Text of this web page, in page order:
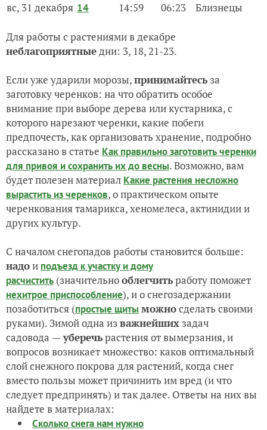
вс, 31 декабря 14 14:59 06:23 Близнецы
Для работы с растениями в декабре
неблагоприятныедни: 3, 18, 21-23.
Если уже ударили морозы,принимайтесь за
заготовку черенков: на что обратить особое
внимание при выборе дерева или кустарника, с
которого нарезают черенки, какие побеги
предпочесть, как организовать хранение, подробно
рассказано в статье Как правильно заготовить черенки
для привоя и сохранить их до весны. Возможно, вам
будет полезен материал Какие растения несложно
вырастить из черенков, о практическом опыте
черенкования тамарикса, хеномелеса, актинидии и
других культур.
С началом снегопадов работы становится больше:
надои подъезд к участку и дому
расчистить (значительнооблегчитьработу поможет
нехитрое приспособление), и о снегозадержании
позаботиться (простые щиты можносделать своими
руками). Зимой одна из важнейших задач
садовода — уберечьрастения от вымерзания, и
вопросов возникает множество: каков оптимальный
слой снежного покрова для растений, когда снег
вместо пользы может причинить им вред (и что
следует предпринять) и так далее. Ответы на них вы
найдете в материалах:
Сколько снега нам нужно